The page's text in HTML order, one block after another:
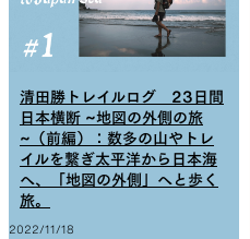
ACCESSORIES
清田勝トレイルログ 23日間
日本横断 ~地図の外側の旅
~（前編）：数多の山やトレ
イルを繋ぎ太平洋から日本海
へ、「地図の外側」へと歩く
旅。
2022/11/18